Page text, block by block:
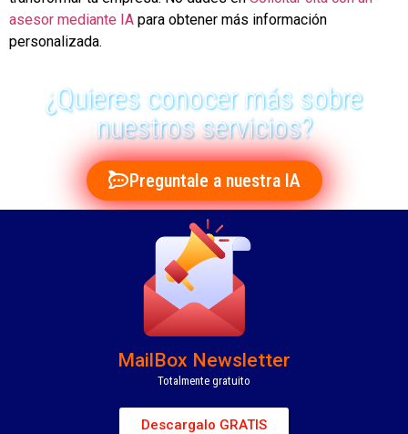
asesor mediante IA para obtener más información
personalizada.
¿Quieres conocer más sobre
nuestros servicios?
Preguntale a nuestra IA
MailBox Newsletter
Totalmente gratuito
Descargalo GRATIS